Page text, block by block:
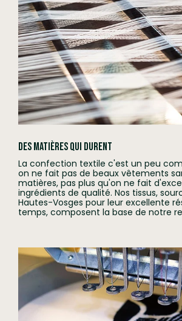
Des matières qui durent
La confection textile c'est un peu
on ne fait pas de beaux vêtements
matières, pas plus qu'on ne fait
ingrédients de qualité. Nos tissus,
Hautes-Vosges pour leur excellente
temps, composent la base de notre